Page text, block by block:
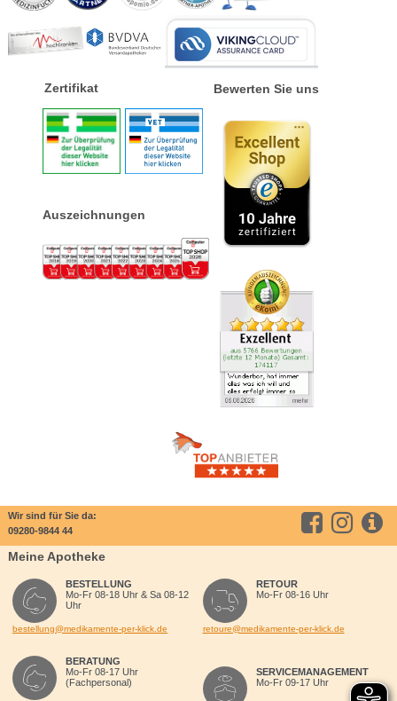
Zertifikat
Auszeichnungen
Bewerten Sie uns
Wir sind für Sie da:
09280-9844 44
Meine Apotheke
BESTELLUNG
Mo-Fr 08-18 Uhr & Sa 08-12
Uhr
bestellung@medikamente-per-klick.de
BERATUNG
Mo-Fr 08-17 Uhr
(Fachpersonal)
RETOUR
Mo-Fr 08-16 Uhr
retoure@medikamente-per-klick.de
SERVICEMANAGEMENT
Mo-Fr 09-17 Uhr